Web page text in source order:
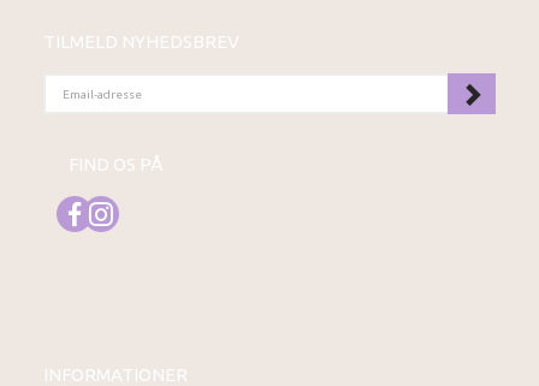
TILMELD NYHEDSBREV
ADRESSE
FIND OS PÅ
INFORMATIONER